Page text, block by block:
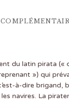
du latin pirata («
») qui
à-dire brigand,
navires. La